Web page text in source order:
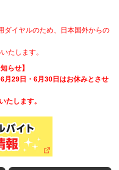
ダイヤルのため、日本国外からの
たします。
らせ】
月29日・6月30日はお休みとさせ
たします。